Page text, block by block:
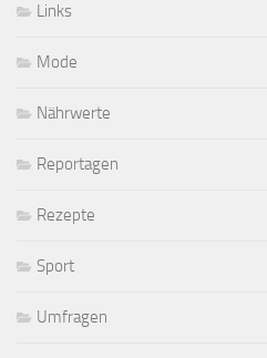
Links
Mode
Nährwerte
Reportagen
Rezepte
Sport
Umfragen